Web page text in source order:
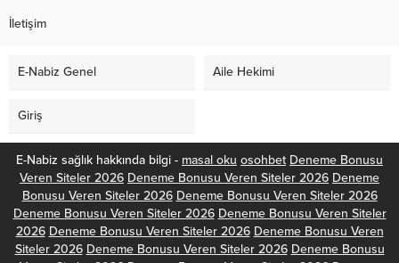
İletişim
E-Nabiz Genel Aile Hekimi
Giriş
E-Nabiz sağlık hakkında bilgi - masal oku osohbet Deneme Bonusu
Veren Siteler 2026 Deneme Bonusu Veren Siteler 2026 Deneme
Bonusu Veren Siteler 2026 Deneme Bonusu Veren Siteler 2026
Deneme Bonusu Veren Siteler 2026 Deneme Bonusu Veren Siteler
2026 Deneme Bonusu Veren Siteler 2026 Deneme Bonusu Veren
Siteler 2026 Deneme Bonusu Veren Siteler 2026 Deneme Bonusu